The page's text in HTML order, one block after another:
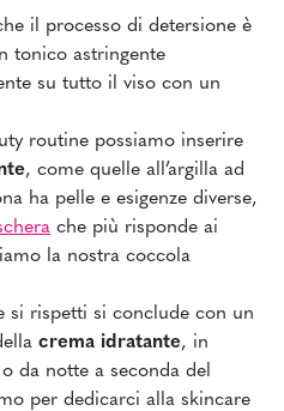
il processo di detersione è
tonico astringente
su tutto il viso con un
routine possiamo inserire
, come quelle all’argilla ad
ha pelle e esigenze diverse,
che più risponde ai
la nostra coccola
si rispetti si conclude con un
crema idratante, in
da notte a seconda del
per dedicarci alla skincare